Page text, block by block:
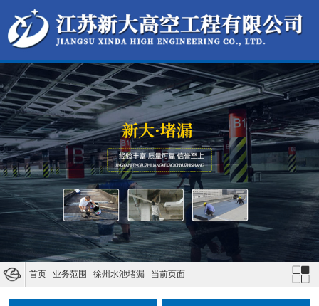
首页- 业务范围- 徐州水池堵漏- 当前页面